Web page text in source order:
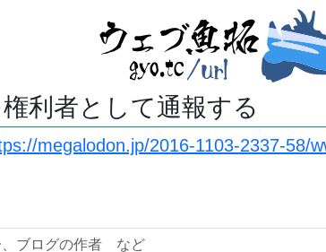
利者として通報する
megalodon.jp/2016-1103-2337-58/